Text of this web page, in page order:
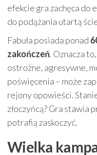
efekcie gra zachęca do
do podążania utartą
Fabuła posiada ponad
zakończeń. Oznacza
ostrożne, agresywne,
poświęcenia – może
rejony opowieści.
złoczyńcą? Gra stawia
potrafią zaskoczyć.
Wielka